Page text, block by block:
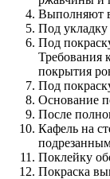
Выполняют
Под
Под
Требования
покрытия
Под
Основание
После
Кафель на
Поклейку
Покраска